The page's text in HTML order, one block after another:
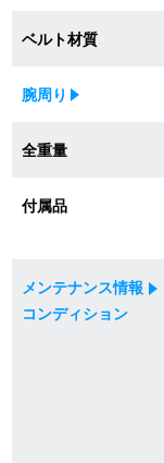
買取ご成約者様限
75%以上保証！中
修理・メンテンナ
ベルト材質
腕周り
全重量
付属品
メンテナンス情報
コンディション